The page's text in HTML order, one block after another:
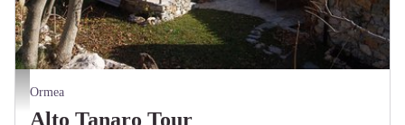
La bella borgata di Santa Libera - Roberto Pockaj
Ormea
Alto Tanaro Tour